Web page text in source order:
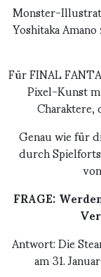
Monster-
Yoshitaka
Für FINAL
Pixel-Kunst
Genau wie für
durch
FRAGE:
Antwort: Die
am 31.